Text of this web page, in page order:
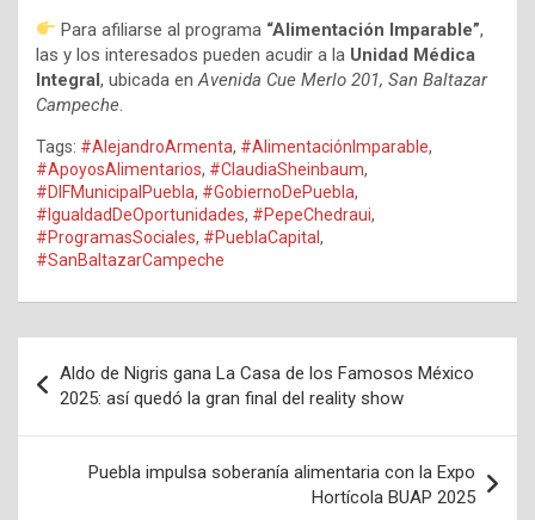
Para afiliarse al programa “Alimentación Imparable”,
las y los interesados pueden acudir a la Unidad Médica
Integral, ubicada enAvenida Cue Merlo 201, San Baltazar
Campeche.
Tags: #AlejandroArmenta, #AlimentaciónImparable,
#ApoyosAlimentarios, #ClaudiaSheinbaum,
#DIFMunicipalPuebla, #GobiernoDePuebla,
#IgualdadDeOportunidades, #PepeChedraui,
#ProgramasSociales, #PueblaCapital ,
#SanBaltazarCampeche
de
entradas
Aldo de Nigris gana La Casa de los Famosos México
2025: así quedó la gran final del reality show
Puebla impulsa soberanía alimentaria con la Expo
Hortícola BUAP 2025